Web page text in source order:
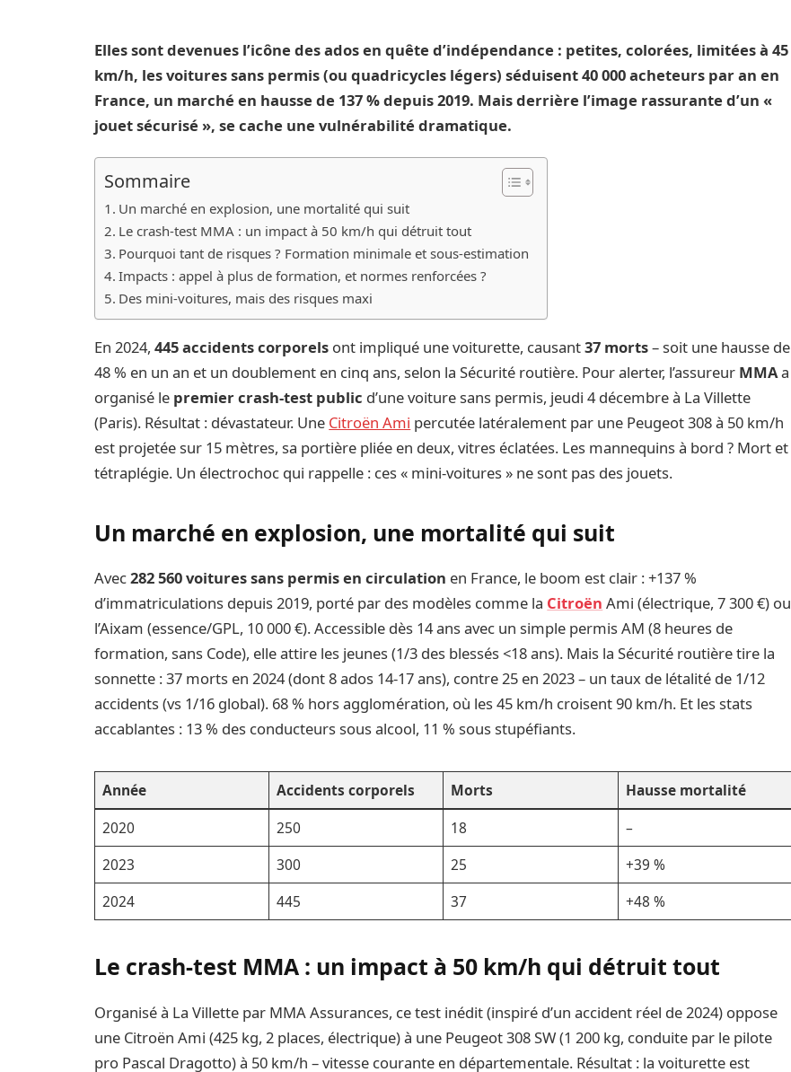
Elles sont devenues l’icône des ados en quête d’indépendance : petites, colorées, limitées à 45
km/h, les voitures sans permis (ou quadricycles légers) séduisent 40 000 acheteurs par an en
France, un marché en hausse de 137 % depuis 2019. Mais derrière l’image rassurante d’un «
jouet sécurisé », se cache une vulnérabilité dramatique.
Sommaire
Un marché en explosion, une mortalité qui suit
Le crash-test MMA : un impact à 50 km/h qui détruit tout
Pourquoi tant de risques ? Formation minimale et sous-estimation
Impacts : appel à plus de formation, et normes renforcées ?
Des mini-voitures, mais des risques maxi
En 2024,445 accidents corporels ont impliqué une voiturette, causant37 morts– soit une hausse de
48 % en un an et un doublement en cinq ans, selon la Sécurité routière. Pour alerter, l’assureur MMAa
organisé le premier crash-test public d’une voiture sans permis, jeudi 4 décembre à La Villette
(Paris). Résultat : dévastateur. Une Citroën Ami percutée latéralement par une Peugeot 308 à 50 km/h
est projetée sur 15 mètres, sa portière pliée en deux, vitres éclatées. Les mannequins à bord ? Mort et
tétraplégie. Un électrochoc qui rappelle : ces « mini-voitures » ne sont pas des jouets.
Un marché en explosion, une mortalité qui suit
Avec282 560 voitures sans permis en circulation en France, le boom est clair : +137 %
d’immatriculations depuis 2019, porté par des modèles comme la Citroën Ami (électrique, 7 300 €) ou
l’Aixam (essence/GPL, 10 000 €). Accessible dès 14 ans avec un simple permis AM (8 heures de
formation, sans Code), elle attire les jeunes (1/3 des blessés <18 ans). Mais la Sécurité routière tire la
sonnette : 37 morts en 2024 (dont 8 ados 14-17 ans), contre 25 en 2023 – un taux de létalité de 1/12
accidents (vs 1/16 global). 68 % hors agglomération, où les 45 km/h croisent 90 km/h. Et les stats
accablantes : 13 % des conducteurs sous alcool, 11 % sous stupéfiants.
Année Accidents corporels Morts
Hausse mortalité
2020
250 18
–
2023
300 25
+39 %
2024
445 37 +48 %
Le crash-test MMA : un impact à 50 km/h qui détruit tout
Organisé à La Villette par MMA Assurances, ce test inédit (inspiré d’un accident réel de 2024) oppose
une Citroën Ami (425 kg, 2 places, électrique) à une Peugeot 308 SW (1 200 kg, conduite par le pilote
pro Pascal Dragotto) à 50 km/h – vitesse courante en départementale. Résultat : la voiturette est